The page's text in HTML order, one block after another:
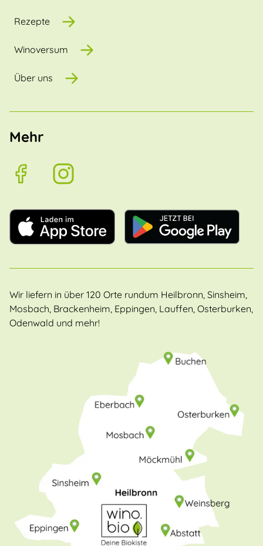
Rezepte
Winoversum
Über uns
Mehr
Wir liefern in über 120 Orte rundum Heilbronn, Sinsheim,
Mosbach, Brackenheim, Eppingen, Lauffen, Osterburken,
Odenwald und mehr!